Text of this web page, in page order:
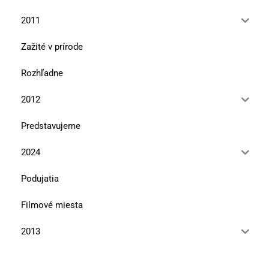
2011
Zažité v prírode
Rozhľadne
2012
Predstavujeme
2024
Podujatia
Filmové miesta
2013